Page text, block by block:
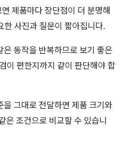
제품마다 장단점이 더 분명해
한 사진과 질문이 짧아집니다.
동작을 반복하므로 보기 좋은
이 편한지까지 같이 판단해야 합
을 그대로 전달하면 제품 크기와
은 조건으로 비교할 수 있습니